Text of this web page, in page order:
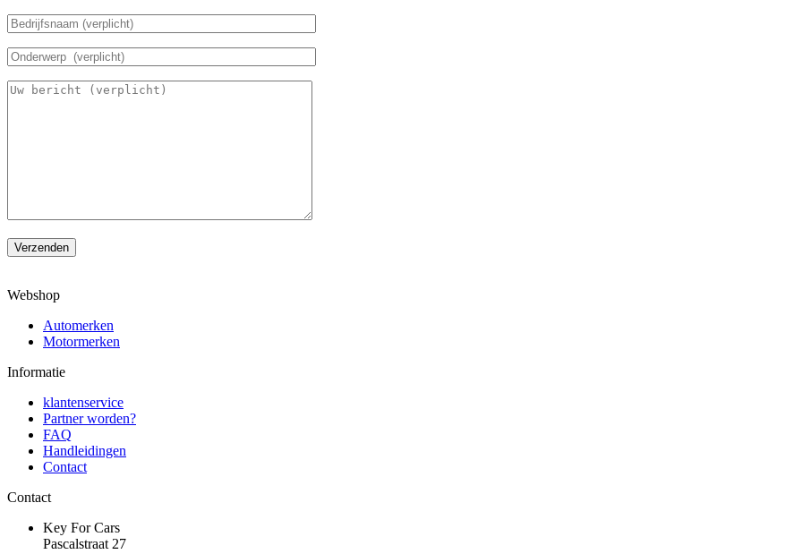
Verzenden
Webshop
Automerken
Motormerken
Informatie
klantenservice
Partner worden?
FAQ
Handleidingen
Contact
Contact
Key For Cars
Pascalstraat 27